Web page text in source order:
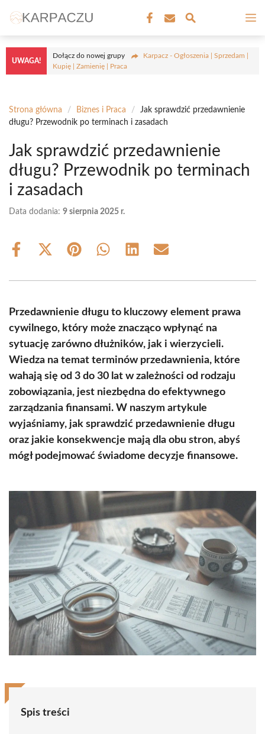
treści
UWAGA!
Dołącz do nowej grupy
Karpacz - Ogłoszenia | Sprzedam |
Kupię | Zamienię | Praca
Strona główna / Biznes i Praca /
Jak sprawdzić przedawnienie
długu? Przewodnik po terminach i zasadach
Jak sprawdzić przedawnienie
długu? Przewodnik po terminach
i zasadach
Data dodania: 9 sierpnia 2025 r.
Share
Share
(Twitter)
Share Share Share Share
Przedawnienie długu to kluczowy element prawa
cywilnego, który może znacząco wpłynąć na
sytuację zarówno dłużników, jak i wierzycieli.
Wiedza na temat terminów przedawnienia, które
wahają się od 3 do 30 lat w zależności od rodzaju
zobowiązania, jest niezbędna do efektywnego
zarządzania finansami. W naszym artykule
wyjaśniamy, jak sprawdzić przedawnienie długu
oraz jakie konsekwencje mają dla obu stron, abyś
mógł podejmować świadome decyzje finansowe.
Spis treści